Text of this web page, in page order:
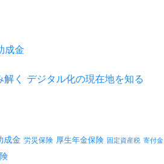
成金
く デジタル化の現在地を知る
成金 労災保険 厚生年金保険 固定資産税 寄付金